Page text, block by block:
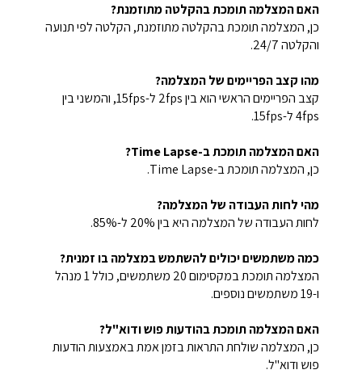
האם המצלמה תומכת בהקלטה מתוזמנת?
כן, המצלמה תומכת בהקלטה מתוזמנת, הקלטה לפי תנועה
והקלטה 24/7.
מהו קצב הפריימים של המצלמה?
קצב הפריימים הראשי הוא בין 2fps ל-15fps, והמשני בין
4fps ל-15fps.
האם המצלמה תומכת ב-Time Lapse?
כן, המצלמה תומכת ב-Time Lapse.
מהי לחות העבודה של המצלמה?
לחות העבודה של המצלמה היא בין 20% ל-85%.
כמה משתמשים יכולים להשתמש במצלמה בו זמנית?
המצלמה תומכת במקסימום 20 משתמשים, כולל 1 מנהל
ו-19 משתמשים נוספים.
האם המצלמה תומכת בהודעות פוש ודוא"ל?
כן, המצלמה שולחת התראות בזמן אמת באמצעות הודעות
פוש ודוא"ל.